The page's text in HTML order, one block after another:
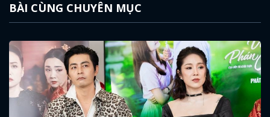
BÀI CÙNG CHUYÊN MỤC